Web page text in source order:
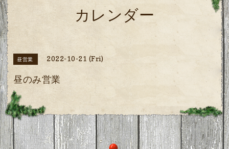
カレンダー
昼営業 2022-10-21 (Fri)
昼のみ営業